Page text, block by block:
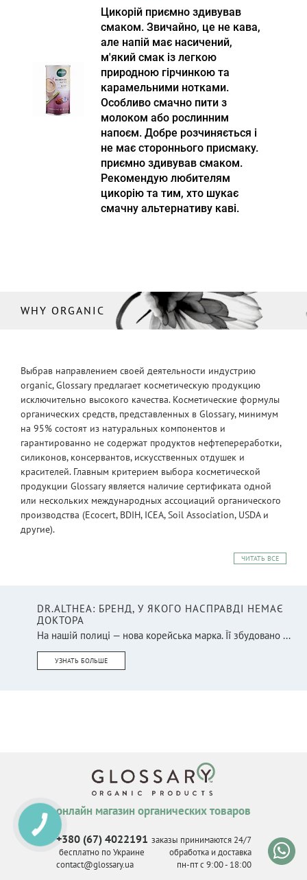
Цикорій приємно здивував
смаком. Звичайно, це не кава,
але напій має насичений,
м'який смак із легкою
природною гірчинкою та
карамельними нотками.
Особливо смачно пити з
молоком або рослинним
напоєм. Добре розчиняється і
не має стороннього присмаку.
приємно здивував смаком.
Рекомендую любителям
цикорію та тим, хто шукає
смачну альтернативу каві.
WHY ORGANIC
Выбрав направлением своей деятельности индустрию
organic, Glossary предлагает косметическую продукцию
исключительно высокого качества. Косметические формулы
органических средств, представленных в Glossary, минимум
на 95% состоят из натуральных компонентов и
гарантированно не содержат продуктов нефтепереработки,
силиконов, консервантов, искусственных отдушек и
красителей. Главным критерием выбора косметической
продукции Glossary является наличие сертификата одной
или нескольких международных ассоциаций органического
производства (Ecocert, BDIH, ICEA, Soil Association, USDA и
другие).
ЧИТАТЬ ВСЕ
DR.ALTHEA: БРЕНД, У ЯКОГО НАСПРАВДІ НЕМАЄ
ДОКТОРА
На нашій полиці — нова корейська марка. Її збудовано ...
УЗНАТЬ БОЛЬШЕ
онлайн магазин органических товаров
+380 (67) 4022191
бесплатно по Украине
contact@glossary.ua
заказы принимаются 24/7
обработка и доставка
пн-пт с 9:00 - 18:00
КНОПКА
СВЯЗИ